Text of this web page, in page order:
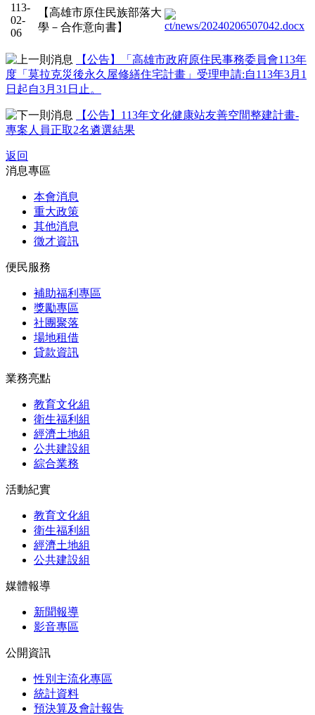
113-
02-
06
【高雄市原住民族部落大
學－合作意向書】
【公告】「高雄市政府原住民事務委員會113年
度「莫拉克災後永久屋修繕住宅計畫」受理申請:自113年3月1
日起自3月31日止。
【公告】113年文化健康站友善空間整建計畫-
專案人員正取2名遴選結果
返回
消息專區
本會消息
重大政策
其他消息
徵才資訊
便民服務
補助福利專區
獎勵專區
社團聚落
場地租借
貸款資訊
業務亮點
教育文化組
衛生福利組
經濟土地組
公共建設組
綜合業務
活動紀實
教育文化組
衛生福利組
經濟土地組
公共建設組
媒體報導
新聞報導
影音專區
公開資訊
性別主流化專區
統計資料
預決算及會計報告